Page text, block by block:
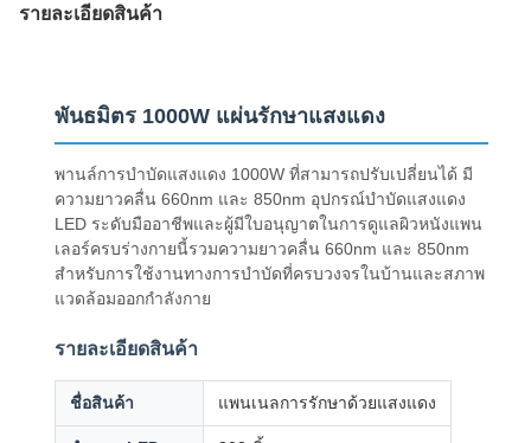
รายละเอียดสินค้า
พันธมิตร 1000W แผ่นรักษาแสงแดง
พานล์การบําบัดแสงแดง 1000W ที่สามารถปรับเปลี่ยนได้ มี
ความยาวคลื่น 660nm และ 850nm อุปกรณ์บําบัดแสงแดง
LED ระดับมืออาชีพและผู้มีใบอนุญาตในการดูแลผิวหนังแพน
เลอร์ครบร่างกายนี้รวมความยาวคลื่น 660nm และ 850nm
สําหรับการใช้งานทางการบําบัดที่ครบวงจรในบ้านและสภาพ
แวดล้อมออกกําลังกาย
รายละเอียดสินค้า
ชื่อสินค้า แพนเนลการรักษาด้วยแสงแดง